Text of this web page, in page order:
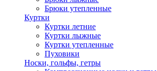
Брюки утепленные
Куртки
Куртки летние
Куртки лыжные
Куртки утепленные
Пуховики
Носки, гольфы, гетры